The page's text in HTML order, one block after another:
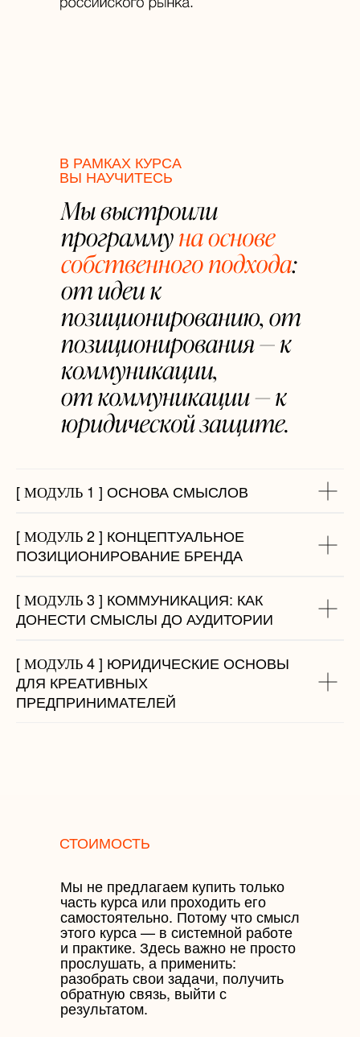
В РАМКАХ КУРСА
ВЫ НАУЧИТЕСЬ
[ МОДУЛЬ 1 ] ОСНОВА СМЫСЛОВ
[ МОДУЛЬ 2 ] КОНЦЕПТУАЛЬНОЕ
ПОЗИЦИОНИРОВАНИЕ БРЕНДА
[ МОДУЛЬ 3 ] КОММУНИКАЦИЯ: КАК
ДОНЕСТИ СМЫСЛЫ ДО АУДИТОРИИ
[ МОДУЛЬ 4 ] ЮРИДИЧЕСКИЕ ОСНОВЫ
ДЛЯ КРЕАТИВНЫХ
ПРЕДПРИНИМАТЕЛЕЙ
СТОИМОСТЬ
Мы не предлагаем купить только
часть курса или проходить его
самостоятельно. Потому что смысл
этого курса — в системной работе
и практике. Здесь важно не просто
прослушать, а применить:
разобрать свои задачи, получить
обратную связь, выйти с
результатом.